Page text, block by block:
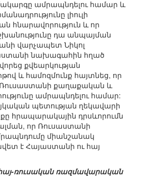
ամրապնդելու համար և
լիուլի
հնարավորություն և որ
դա անպայման
վարչապետ Նիկոլ
նախագահին հղած
քվեարկության
և համոզմունք հայտնեց, որ
քաղաքական և
ամրապնդելու համար:
պետության ղեկավարի
հրապարակային դրսևորումն
որ Ռուսաստանի
միանշանակ
է Հայաստանի ու հայ
ռուսական ռազմավարական